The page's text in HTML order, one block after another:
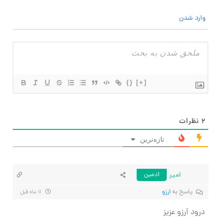
وارد شدن
{} [+]
۲ نظرات
تازه‌ترین
امیر
ادمین
پاسخ بهارزو
درود آرزو عزیز